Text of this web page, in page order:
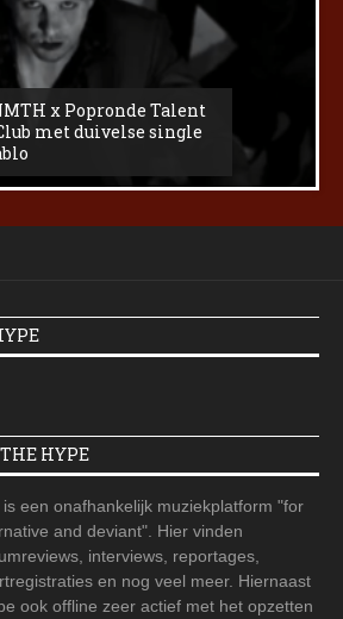
x Popronde Talent
met duivelse single
HYPE
een onafhankelijk muziekplatform "for
and deviant". Hier vinden
interviews, reportages,
en nog veel meer. Hiernaast
ook offline zeer actief met het opzetten